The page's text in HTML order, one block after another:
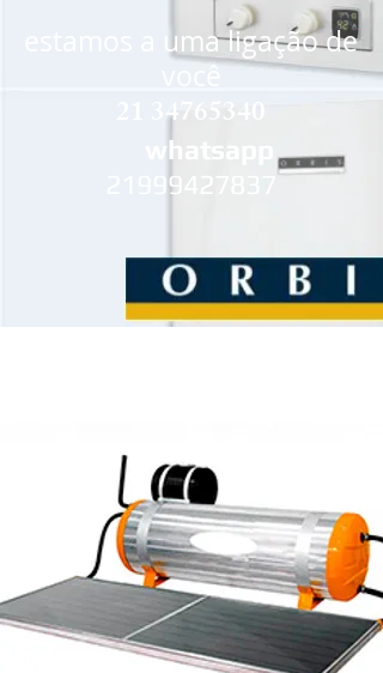
estamos a uma ligação de
você
21 34765340
whatsapp
21999427837